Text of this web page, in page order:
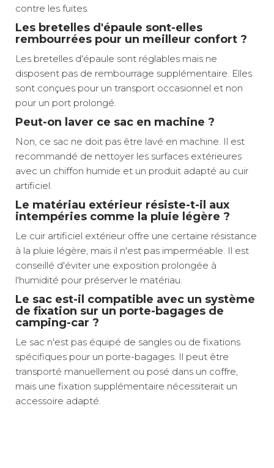
contre les fuites.
Les bretelles d'épaule sont-elles
rembourrées pour un meilleur confort ?
Les bretelles d'épaule sont réglables mais ne
disposent pas de rembourrage supplémentaire. Elles
sont conçues pour un transport occasionnel et non
pour un port prolongé.
Peut-on laver ce sac en machine ?
Non, ce sac ne doit pas être lavé en machine. Il est
recommandé de nettoyer les surfaces extérieures
avec un chiffon humide et un produit adapté au cuir
artificiel.
Le matériau extérieur résiste-t-il aux
intempéries comme la pluie légère ?
Le cuir artificiel extérieur offre une certaine résistance
à la pluie légère, mais il n'est pas imperméable. Il est
conseillé d'éviter une exposition prolongée à
l'humidité pour préserver le matériau.
Le sac est-il compatible avec un système
de fixation sur un porte-bagages de
camping-car ?
Le sac n'est pas équipé de sangles ou de fixations
spécifiques pour un porte-bagages. Il peut être
transporté manuellement ou posé dans un coffre,
mais une fixation supplémentaire nécessiterait un
accessoire adapté.